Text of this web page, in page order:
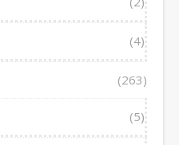
(4)
(263)
(5)